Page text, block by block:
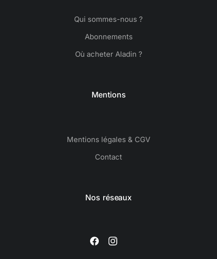
Qui sommes-nous ?
Abonnements
Où acheter Aladin ?
Mentions
Mentions légales & CGV
Contact
Nos réseaux